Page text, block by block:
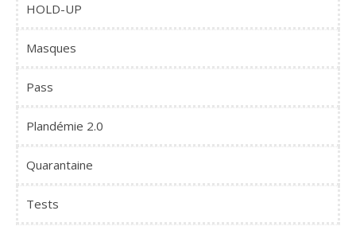
HOLD-UP
Masques
Pass
Plandémie 2.0
Quarantaine
Tests